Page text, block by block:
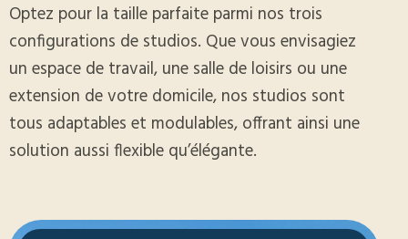
Optez pour la taille parfaite parmi nos trois
configurations de studios. Que vous envisagiez
un espace de travail, une salle de loisirs ou une
extension de votre domicile, nos studios sont
tous adaptables et modulables, offrant ainsi une
solution aussi flexible qu’élégante.